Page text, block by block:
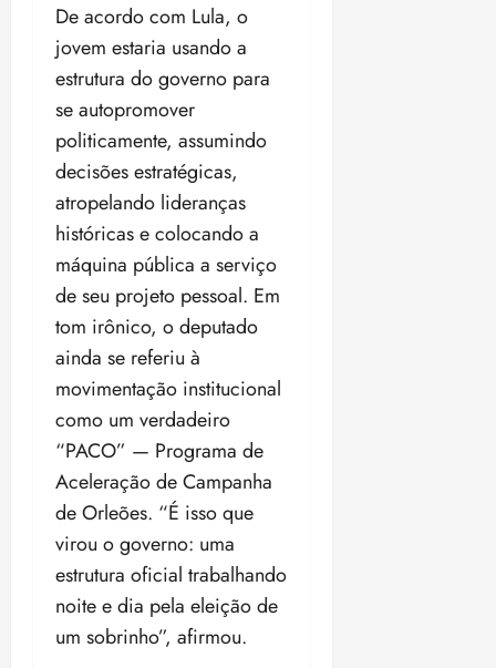
De acordo com Lula, o
jovem estaria usando a
estrutura do governo para
se autopromover
politicamente, assumindo
decisões estratégicas,
atropelando lideranças
históricas e colocando a
máquina pública a serviço
de seu projeto pessoal. Em
tom irônico, o deputado
ainda se referiu à
movimentação institucional
como um verdadeiro
“PACO” — Programa de
Aceleração de Campanha
de Orleões. “É isso que
virou o governo: uma
estrutura oficial trabalhando
noite e dia pela eleição de
um sobrinho”, afirmou.